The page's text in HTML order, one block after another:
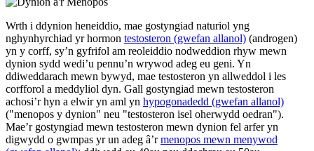
Wrth i ddynion heneiddio, mae gostyngiad naturiol yng
nghynhyrchiad yr hormon testosteron (gwefan allanol) (androgen)
yn y corff, sy’n gyfrifol am reoleiddio nodweddion rhyw mewn
dynion sydd wedi’u pennu’n wrywod adeg eu geni. Yn
ddiweddarach mewn bywyd, mae testosteron yn allweddol i les
corfforol a meddyliol dyn. Gall gostyngiad mewn testosteron
achosi’r hyn a elwir yn aml yn hypogonadedd (gwefan allanol)
("menopos y dynion" neu "testosteron isel oherwydd oedran").
Mae’r gostyngiad mewn testosteron mewn dynion fel arfer yn
digwydd o gwmpas yr un adeg â’rmenopos mewn menywod